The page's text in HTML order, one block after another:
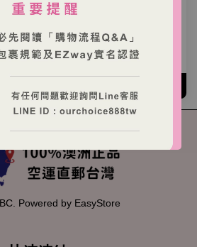
NT$ 490 TWD
Powered by EasyStore